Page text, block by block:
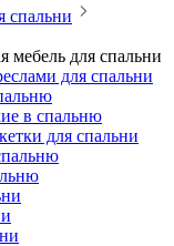
спальни
мебель для спальни
для спальни
в спальню
для спальни